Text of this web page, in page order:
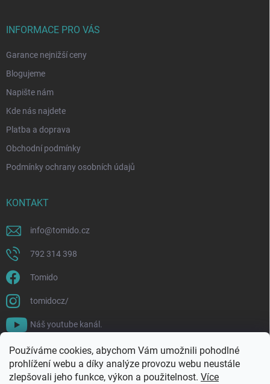
Používáme cookies, abychom Vám umožnili pohodlné
prohlížení webu a díky analýze provozu webu neustále
zlepšovali jeho funkce, výkon a použitelnost. Více
INFORMACE PRO VÁS
Garance nejnižší ceny
Blogujeme
Napište nám
Kde nás najdete
Platba a doprava
Obchodní podmínky
Podmínky ochrany osobních údajů
KONTAKT
info@tomido.cz
792 314 398
Tomido
tomidocz/
Náš youtube kanál.